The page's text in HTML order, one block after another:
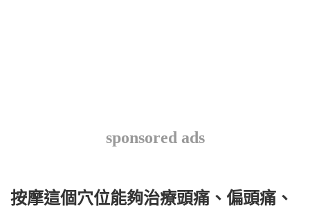
sponsored ads
按摩這個穴位能夠治療頭痛、偏頭痛、